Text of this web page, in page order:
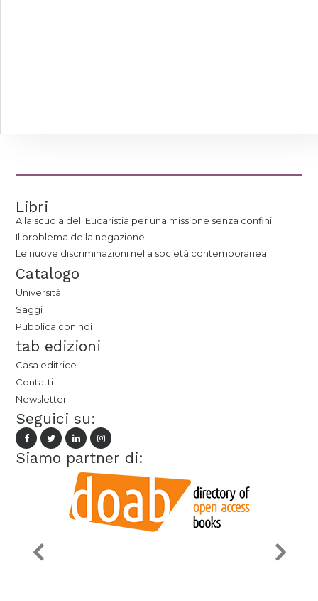
Libri
Alla scuola dell'Eucaristia per una missione senza confini
Il problema della negazione
Le nuove discriminazioni nella società contemporanea
Catalogo
Università
Saggi
Pubblica con noi
tab edizioni
Casa editrice
Contatti
Newsletter
Seguici su:
Siamo partner di: